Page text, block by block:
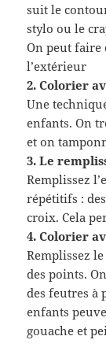
suit le
stylo ou le
On peut faire
l’extérieur
2. Colorier
Une
enfants. On
et on
3. Le
Remplissez
répétitifs :
croix. Cela
4. Colorier
Remplissez
des points.
des feutres à
enfants
gouache et